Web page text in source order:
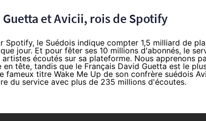
et Avicii, rois de Spotify
Spotify, le Suédois indique compter 1,5 milliard de
jour. Et pour fêter ses 10 millions d'abonnés, le
écoutés sur sa plateforme. Nous apprenons
en tête, tandis que le Français David Guetta est le
fameux titre Wake Me Up de son confrère suédois
du service avec plus de 235 millions d'écoutes.